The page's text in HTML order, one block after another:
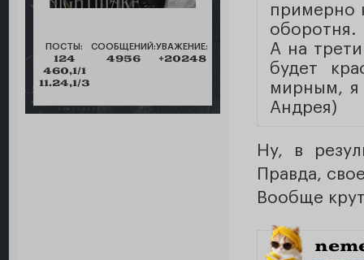
ПОСТЫ:
124
460,1/1
11.24,1/3
СООБЩЕНИЙ:
4956
УВАЖЕНИЕ:
+20248
примерно
оборотня.
А на
будет
мирным, я
Андрея)
Ну, в
Правда,
Вообще